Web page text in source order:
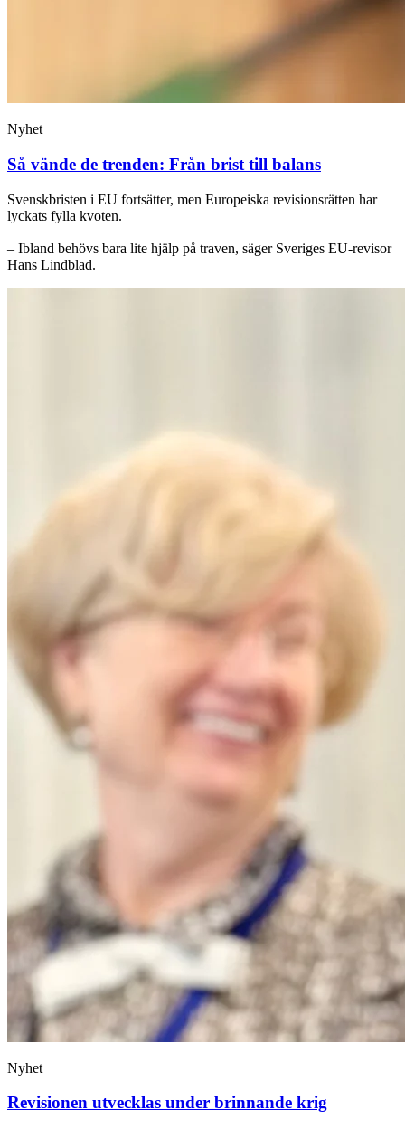
Nyhet
Så vände de trenden: Från brist till balans
Svenskbristen i EU fortsätter, men Europeiska revisionsrätten har
lyckats fylla kvoten.
– Ibland behövs bara lite hjälp på traven, säger Sveriges EU-revisor
Hans Lindblad.
Nyhet
Revisionen utvecklas under brinnande krig